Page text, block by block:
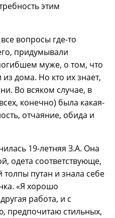
этим
вопросы где-то
придумывали
муже, о том, что
дома. Но кто их знает,
Во всяком случае, в
конечно) была какая-
отчаяние, обида и
19-летняя З.А. Она
одета соответствующе,
толпы путан и знала себе
«Я хорошо
работа, и с
предпочитаю стильных,